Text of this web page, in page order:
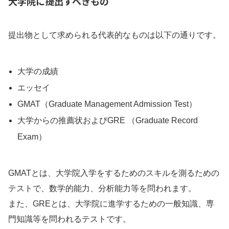
提出物として求められる代表的なものは以下の通りです。
大学の成績
エッセイ
GMAT（Graduate Management Admission Test）
大学からの推薦状およびGRE （Graduate Record
Exam）
GMATとは、大学院入学をするためのスキルを測るための
テストで、数学的能力、分析能力等を問われます。
また、GREとは、大学院に進学するための一般知識、専
門知識等を問われるテストです。